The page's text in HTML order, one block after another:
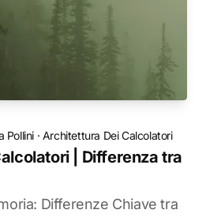
Pollini · Architettura Dei Calcolatori
| Differenza tra
Differenze Chiave tra